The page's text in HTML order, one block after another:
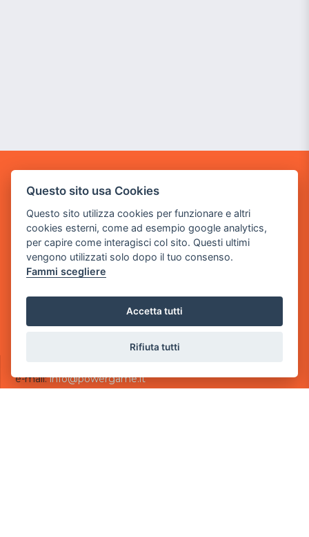
GAME WARP
BY POWER GAME SRL
Sede Legale
via Villaggio dei Platani, 3
- 25014 Castenedolo, Brescia
Sede Operativa
via Industriale, 2 - 25082 Botticino, BS
Partita iva 03308130982
e-mail:info@powergame.it
Questo sito usa Cookies
Questo sito utilizza cookies per funzionare e altri
cookies esterni, come ad esempio google analytics,
per capire come interagisci col sito. Questi ultimi
vengono utilizzati solo dopo il tuo consenso.
Fammi scegliere
Accetta tutti
Rifiuta tutti